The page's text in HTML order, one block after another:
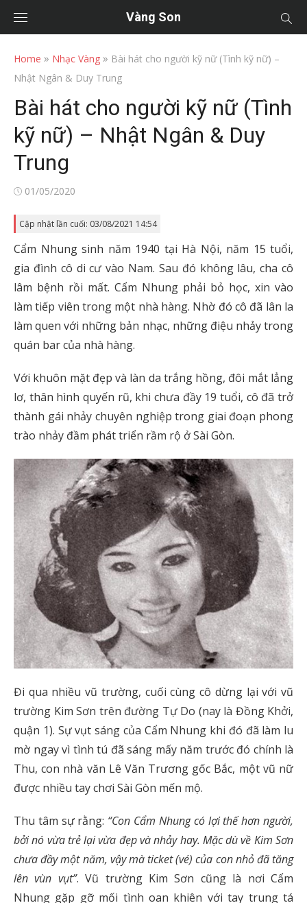
Vàng Son
Home » Nhạc Vàng » Bài hát cho người kỹ nữ (Tình kỹ nữ) –
Nhật Ngân & Duy Trung
Bài hát cho người kỹ nữ (Tình
kỹ nữ) – Nhật Ngân & Duy
Trung
Posted
01/05/2020
Cập nhật lần cuối: 03/08/2021 14:54
Cẩm Nhung sinh năm 1940 tại Hà Nội, năm 15 tuổi,
gia đình cô di cư vào Nam. Sau đó không lâu, cha cô
lâm bệnh rồi mất. Cẩm Nhung phải bỏ học, xin vào
làm tiếp viên trong một nhà hàng. Nhờ đó cô đã lân la
làm quen với những bản nhạc, những điệu nhảy trong
quán bar của nhà hàng.
Với khuôn mặt đẹp và làn da trắng hồng, đôi mắt lẳng
lơ, thân hình quyến rũ, khi chưa đầy 19 tuổi, cô đã trở
thành gái nhảy chuyên nghiệp trong giai đoạn phong
trào nhảy đầm phát triển rầm rộ ở Sài Gòn.
Đi qua nhiều vũ trường, cuối cùng cô dừng lại với vũ
trường Kim Sơn trên đường Tự Do (nay là Đồng Khởi,
quận 1). Sự vụt sáng của Cẩm Nhung khi đó đã làm lu
mờ ngay vì tình tú đã sáng mấy năm trước đó chính là
Thu, con nhà văn Lê Văn Trương gốc Bắc, một vũ nữ
được nhiều tay chơi Sài Gòn mến mộ.
Thu tâm sự rằng: “Con Cẩm Nhung có lợi thế hơn người,
bởi nó vừa trẻ lại vừa đẹp và nhảy hay. Mặc dù về Kim Sơn
chưa đầy một năm, vậy mà ticket (vé) của con nhỏ đã tăng
lên vùn vụt”. Vũ trường Kim Sơn cũng là nơi Cẩm
Nhung gặp gỡ mối tình oan khiên với tay trung tá